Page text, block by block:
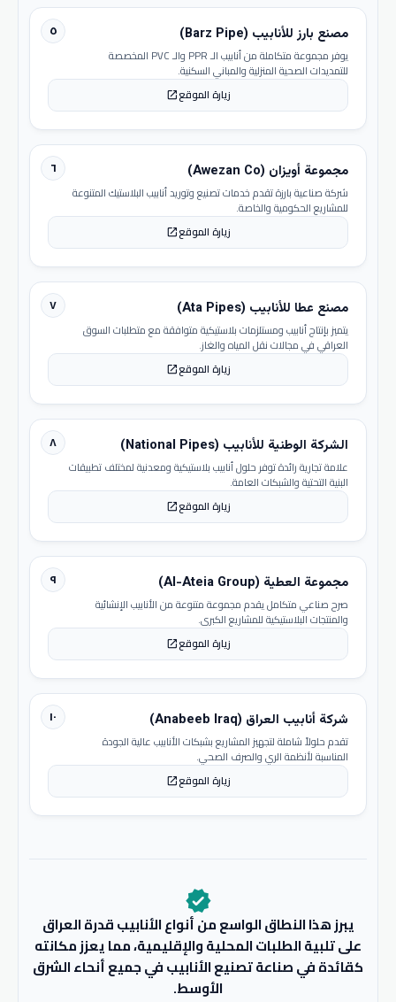
٥ مصنع بارز للأنابيب (Barz Pipe)
يوفر مجموعة متكاملة من أنابيب الـ PPR والـ PVC المخصصة
للتمديدات الصحية المنزلية والمباني السكنية.
زيارة الموقعopen_in_new
٦ مجموعة أويزان (Awezan Co)
شركة صناعية بارزة تقدم خدمات تصنيع وتوريد أنابيب البلاستيك المتنوعة
للمشاريع الحكومية والخاصة.
زيارة الموقعopen_in_new
٧ مصنع عطا للأنابيب (Ata Pipes)
يتميز بإنتاج أنابيب ومستلزمات بلاستيكية متوافقة مع متطلبات السوق
العراقي في مجالات نقل المياه والغاز.
زيارة الموقعopen_in_new
٨ الشركة الوطنية للأنابيب (National Pipes)
علامة تجارية رائدة توفر حلول أنابيب بلاستيكية ومعدنية لمختلف تطبيقات
البنية التحتية والشبكات العامة.
زيارة الموقعopen_in_new
٩ مجموعة العطية (Al-Ateia Group)
صرح صناعي متكامل يقدم مجموعة متنوعة من الأنابيب الإنشائية
والمنتجات البلاستيكية للمشاريع الكبرى.
زيارة الموقعopen_in_new
١٠ شركة أنابيب العراق (Anabeeb Iraq)
تقدم حلولاً شاملة لتجهيز المشاريع بشبكات الأنابيب عالية الجودة
المناسبة لأنظمة الري والصرف الصحي.
زيارة الموقعopen_in_new
verified
يبرز هذا النطاق الواسع من أنواع الأنابيب قدرة العراق
على تلبية الطلبات المحلية والإقليمية، مما يعزز مكانته
كقائدة في صناعة تصنيع الأنابيب في جميع أنحاء الشرق
الأوسط.